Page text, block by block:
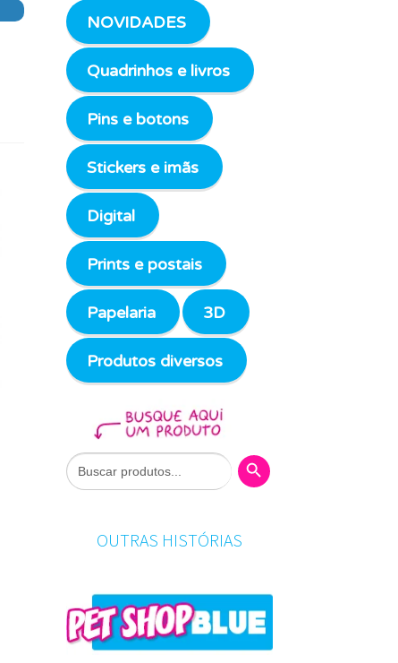
NOVIDADES
Quadrinhos e livros
Pins e botons
Stickers e imãs
Digital
Prints e postais
Papelaria 3D
Produtos diversos
Search
for:
Search Button
OUTRAS HISTÓRIAS